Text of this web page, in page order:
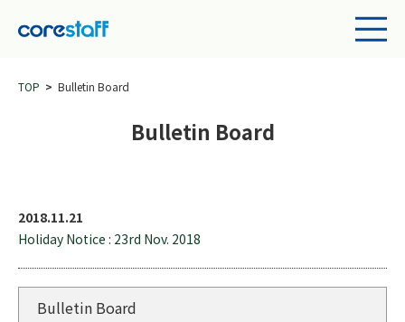
TOP Bulletin Board
Bulletin Board
2018.11.21
Holiday Notice : 23rd Nov. 2018
Bulletin Board